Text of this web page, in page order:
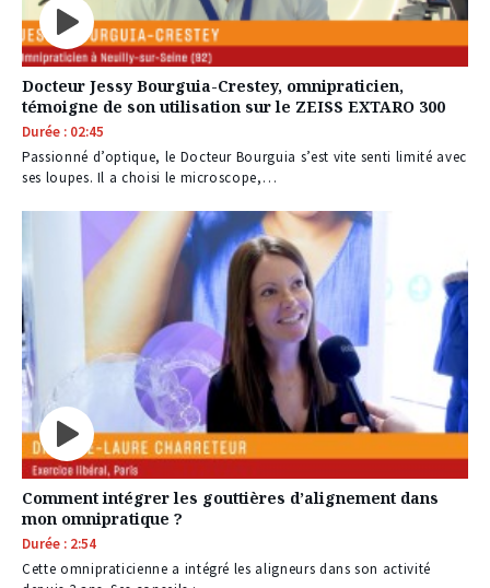
Docteur Jessy Bourguia-Crestey, omnipraticien,
témoigne de son utilisation sur le ZEISS EXTARO 300
Durée : 02:45
Passionné d’optique, le Docteur Bourguia s’est vite senti limité avec
ses loupes. Il a choisi le microscope,…
Comment intégrer les gouttières d’alignement dans
mon omnipratique ?
Durée : 2:54
Cette omnipraticienne a intégré les aligneurs dans son activité